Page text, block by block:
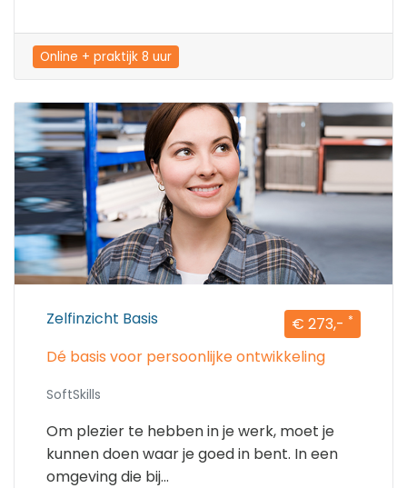
Online + praktijk 8 uur
Zelfinzicht Basis € 273,- *
Dé basis voor persoonlijke ontwikkeling
SoftSkills
Om plezier te hebben in je werk, moet je
kunnen doen waar je goed in bent. In een
omgeving die bij...